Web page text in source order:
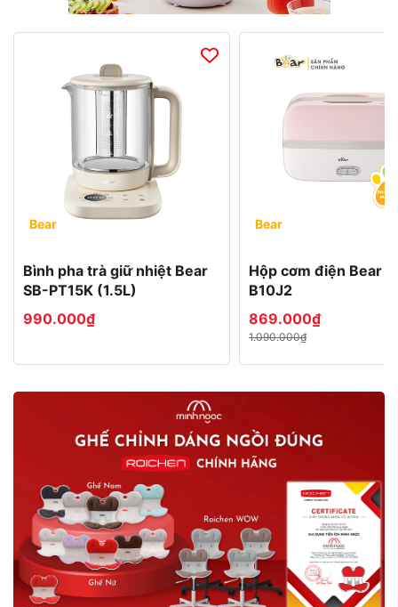
Bear
Bình pha trà giữ nhiệt Bear
SB-PT15K (1.5L)
990.000₫
Bear
Hộp cơm điện Bear
B10J2
869.000₫
1.090.000₫